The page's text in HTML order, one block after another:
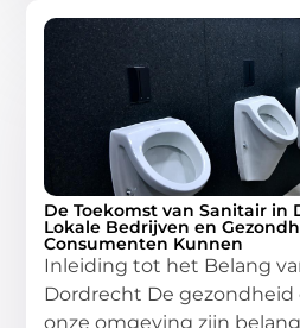
De Toekomst van Sanitair in
Lokale Bedrijven en
Consumenten Kunnen
Inleiding tot het Belang
Dordrecht De gezondheid
onze omgeving zijn